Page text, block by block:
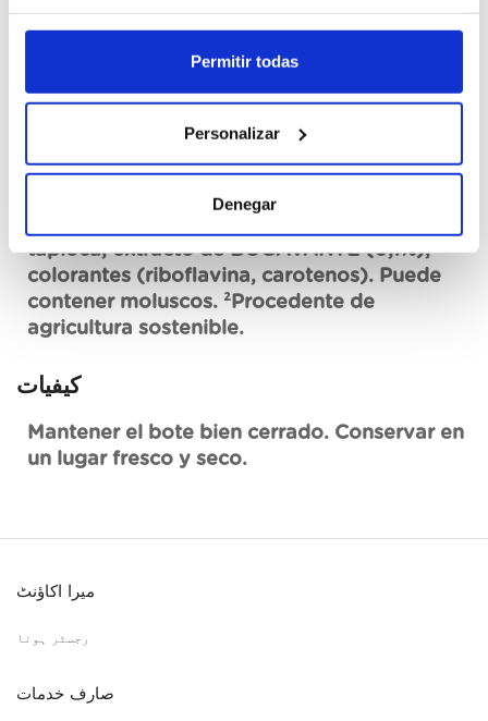
Permitir todas
Personalizar
Denegar
Sal, maltodextrina, potenciador del sabor
deshidratada², PESCADO (3,6%), puré de
tomate deshidratado², ajo en polvo²,
CAMARÓN en polvo (2,4%), aromas,
tapioca, extracto de BOGAVANTE (0,1%),
colorantes (riboflavina, carotenos). Puede
contener moluscos. ²Procedente de
agricultura sostenible.
کیفیات
Mantener el bote bien cerrado. Conservar en
un lugar fresco y seco.
میرا اکاؤنٹ
رجسٹر ہونا
صارف خدمات